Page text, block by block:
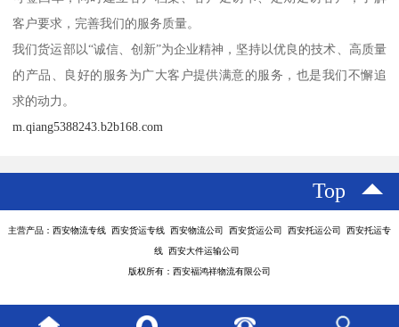
客户要求，完善我们的服务质量。
我们货运部以“诚信、创新”为企业精神，坚持以优良的技术、高质量
的产品、良好的服务为广大客户提供满意的服务，也是我们不懈追
求的动力。
m.qiang5388243.b2b168.com
Top
主营产品：西安物流专线 西安货运专线 西安物流公司 西安货运公司 西安托运公司 西安托运专
线 西安大件运输公司
版权所有：西安福鸿祥物流有限公司